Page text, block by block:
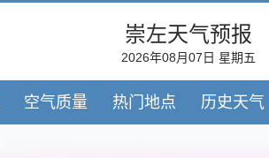
崇左天气预报
2026年08月07日 星期五
空气质量 热门地点 历史天气